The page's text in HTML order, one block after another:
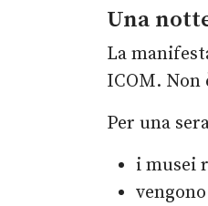
Una
La
ICOM.
Per una
i musei